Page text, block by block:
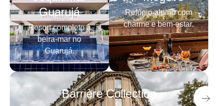
Guarujá
Resort completo à
beira-mar no
Guarujá.
Refúgio alpino com
charme e bem-estar.
Barrière Collection